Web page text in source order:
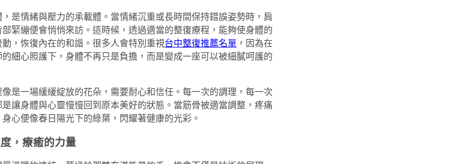
是情緒與壓力的承載體。當情緒沉重或長時間保持錯誤姿勢時，肩
緊繃便會悄悄來訪。這時候，透過適當的整復療程，能夠使身體的
動，恢復內在的和諧。很多人會特別重視台中整復推薦名單 ，因為在
細心照護下，身體不再只是負擔，而是變成一座可以被細膩呵護的
是一場緩緩綻放的花朵，需要耐心和信任。每一次的調理，每一次
是讓身體與心靈慢慢回到原本美好的狀態。當筋骨被適當調整，疼痛
心便像春日陽光下的綠葉，閃耀著健康的光彩。
，療癒的力量